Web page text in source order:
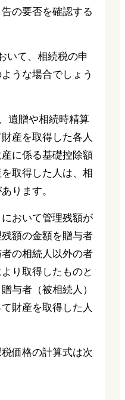
の要否を確認する
て、相続税の申
うな場合でしょう
遺贈や相続時精算
産を取得した各人
に係る基礎控除額
取得した人は、相
ります。
おいて管理残額が
額の金額を贈与者
の相続人以外の者
り取得したものと
与者（被相続人）
財産を取得した人
価格の計算式は次